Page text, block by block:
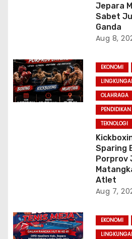
Jepara
Sabet
Ganda
Aug 8,
EKONOMI
OLAHRAGA
PENDIDIKAN
TEKNOLOGI
Sparing
Porprov
Atlet
Aug 7,
EKONOMI